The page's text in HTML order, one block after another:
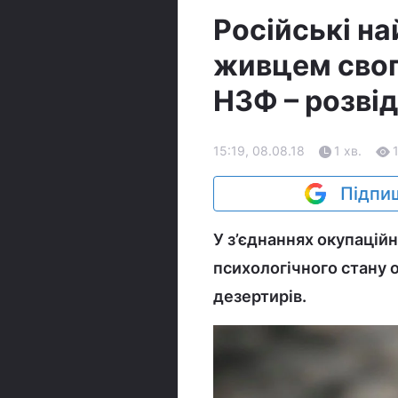
Російські
живцем
НЗФ –
15:19, 08.08.18 1 хв.
У з’єднаннях
психологічного
дезертирів.